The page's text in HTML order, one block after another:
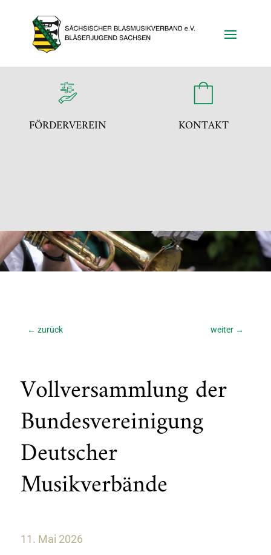
FÖRDERVEREIN KONTAKT
← zurück weiter →
Vollversammlung der
Bundesvereinigung
Deutscher
Musikverbände
11. Mai 2026